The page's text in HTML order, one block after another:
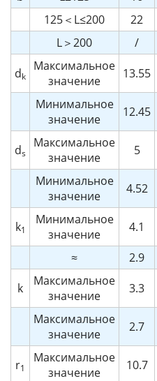
125＜L≤200
22
L＞200
/
dk
Максимальное
значение
13.55
Минимальное
значение
12.45
ds
Максимальное
значение
5
Минимальное
значение
4.52
k1
Минимальное
значение
4.1
≈
2.9
k
Максимальное
значение
3.3
Максимальное
значение
2.7
r1
Максимальное
значение
10.7